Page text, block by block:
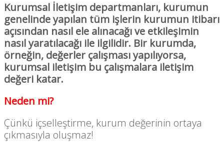
Kurumsal İletişim departmanları, kurumun
genelinde yapılan tüm işlerin kurumun itibarı
açısından nasıl ele alınacağı ve etkileşimin
nasıl yaratılacağı ile ilgilidir. Bir kurumda,
örneğin, değerler çalışması yapılıyorsa,
kurumsal iletişim bu çalışmalara iletişim
değeri katar.
Neden mi?
Çünkü içselleştirme, kurum değerinin ortaya
çıkmasıyla oluşmaz!